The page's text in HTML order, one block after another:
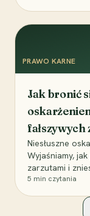
PRAWO KARNE
Jak bronić
Niesłuszne
Wyjaśniamy,
zarzutami i
5 min czytania